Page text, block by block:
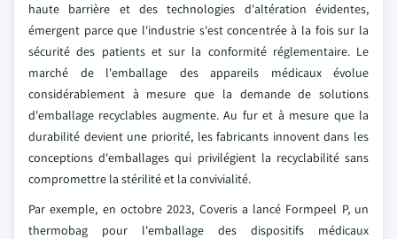
haute barrière et des technologies d'altération évidentes,
émergent parce que l'industrie s'est concentrée à la fois sur la
sécurité des patients et sur la conformité réglementaire. Le
marché de l'emballage des appareils médicaux évolue
considérablement à mesure que la demande de solutions
d'emballage recyclables augmente. Au fur et à mesure que la
durabilité devient une priorité, les fabricants innovent dans les
conceptions d'emballages qui privilégient la recyclabilité sans
compromettre la stérilité et la convivialité.
Par exemple, en octobre 2023, Coveris a lancé Formpeel P, un
thermobag pour l'emballage des dispositifs médicaux